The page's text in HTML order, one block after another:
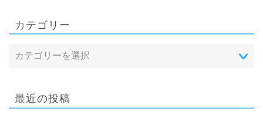
カテゴリー
最近の投稿